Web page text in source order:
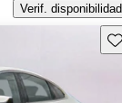
Verif. disponibilidad